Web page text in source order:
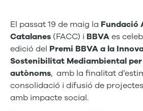
El passat 19 de maig la Fundació
Catalanes (FACC) i BBVAes
edició del Premi BBVA a la
Sostenibilitat Mediambiental per
autònoms, amb la finalitat
consolidació i difusió de
amb impacte social.